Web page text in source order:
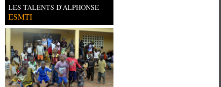
LES TALENTS D'ALPHONSE
ESMTI